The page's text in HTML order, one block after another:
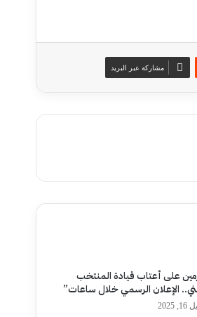
مشاركة عبر البريد
على أعتاب قيادة المنتخب
الإعلان الرسمي خلال ساعات”
2025